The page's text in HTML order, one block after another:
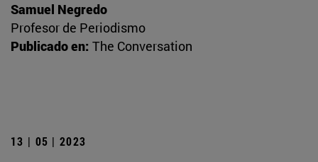
Samuel Negredo
Profesor de Periodismo
Publicado en: The Conversation
13 | 05 | 2023